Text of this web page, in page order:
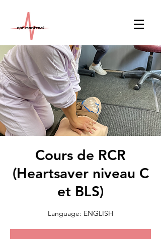
Cours de RCR
(Heartsaver niveau C
et BLS)
Language: ENGLISH